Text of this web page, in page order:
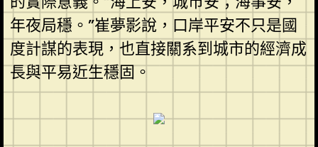
年夜局穩。”崔夢影說，口岸平安不只是國
度計謀的表現，也直接關系到城市的經濟成
長與平易近生穩固。